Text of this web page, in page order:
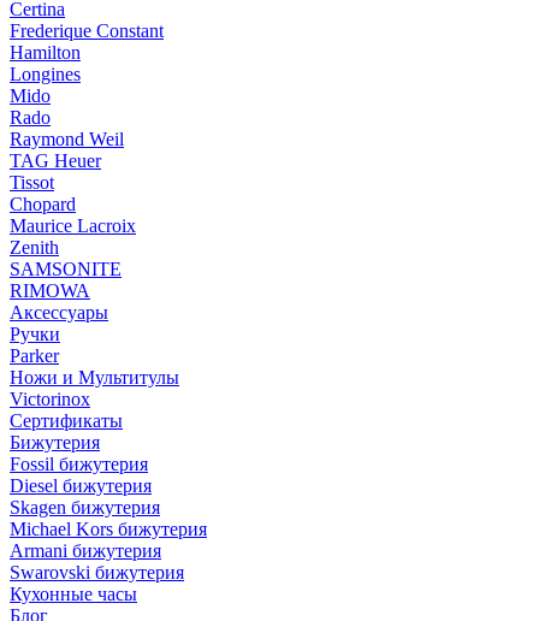
Certina
Frederique Constant
Hamilton
Longines
Mido
Rado
Raymond Weil
TAG Heuer
Tissot
Chopard
Maurice Lacroix
Zenith
SAMSONITE
RIMOWA
Аксессуары
Ручки
Parker
Ножи и Мультитулы
Victorinox
Сертификаты
Бижутерия
Fossil бижутерия
Diesel бижутерия
Skagen бижутерия
Michael Kors бижутерия
Armani бижутерия
Swarovski бижутерия
Кухонные часы
Блог